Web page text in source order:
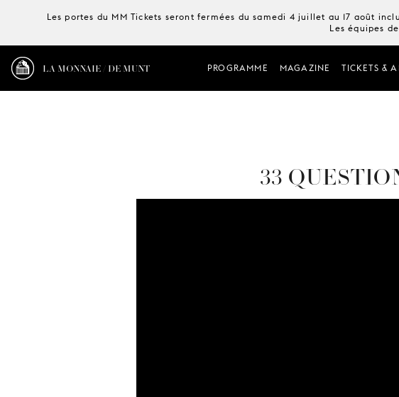
Les portes du MM Tickets seront fermées du samedi 4 juillet au 17 août
Les équipes
LA MONNAIE / DE MUNT PROGRAMME MAGAZINE TICKETS &
33